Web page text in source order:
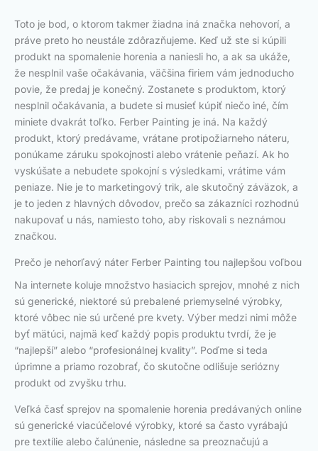
Toto je bod, o ktorom takmer žiadna iná značka nehovorí, a
práve preto ho neustále zdôrazňujeme. Keď už ste si kúpili
produkt na spomalenie horenia a naniesli ho, a ak sa ukáže,
že nesplnil vaše očakávania, väčšina firiem vám jednoducho
povie, že predaj je konečný. Zostanete s produktom, ktorý
nesplnil očakávania, a budete si musieť kúpiť niečo iné, čím
miniete dvakrát toľko. Ferber Painting je iná. Na každý
produkt, ktorý predávame, vrátane protipožiarneho náteru,
ponúkame záruku spokojnosti alebo vrátenie peňazí. Ak ho
vyskúšate a nebudete spokojní s výsledkami, vrátime vám
peniaze. Nie je to marketingový trik, ale skutočný záväzok, a
je to jeden z hlavných dôvodov, prečo sa zákazníci rozhodnú
nakupovať u nás, namiesto toho, aby riskovali s neznámou
značkou.
Prečo je nehorľavý náter Ferber Painting tou najlepšou voľbou
Na internete koluje množstvo hasiacich sprejov, mnohé z nich
sú generické, niektoré sú prebalené priemyselné výrobky,
ktoré vôbec nie sú určené pre kvety. Výber medzi nimi môže
byť mätúci, najmä keď každý popis produktu tvrdí, že je
“najlepší” alebo “profesionálnej kvality”. Poďme si teda
úprimne a priamo rozobrať, čo skutočne odlišuje seriózny
produkt od zvyšku trhu.
Veľká časť sprejov na spomalenie horenia predávaných online
sú generické viacúčelové výrobky, ktoré sa často vyrábajú
pre textílie alebo čalúnenie, následne sa preoznačujú a